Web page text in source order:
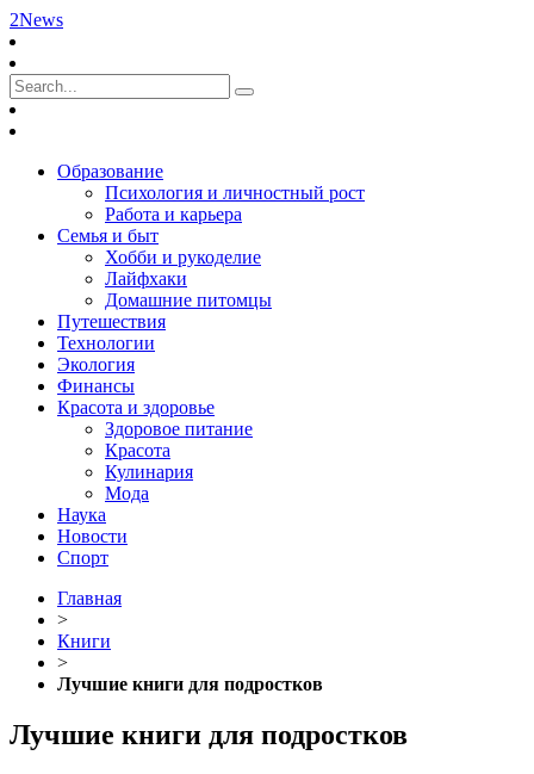
2News
Образование
Психология и личностный рост
Работа и карьера
Семья и быт
Хобби и рукоделие
Лайфхаки
Домашние питомцы
Путешествия
Технологии
Экология
Финансы
Красота и здоровье
Здоровое питание
Красота
Кулинария
Мода
Наука
Новости
Спорт
Главная
>
Книги
>
Лучшие книги для подростков
Лучшие книги для подростков